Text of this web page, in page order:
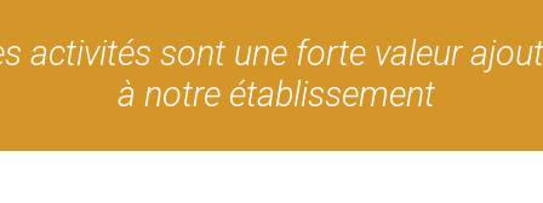
activités sont une forte valeur
à notre établissement